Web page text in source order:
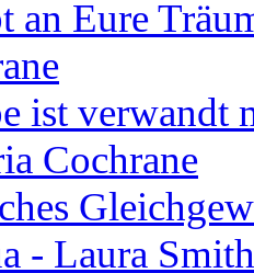
an Eure
ist verwandt
Cochrane
- Laura